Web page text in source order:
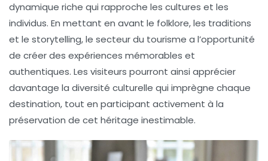
dynamique riche qui rapproche les cultures et les
individus. En mettant en avant le folklore, les traditions
et le storytelling, le secteur du tourisme a l’opportunité
de créer des expériences mémorables et
authentiques. Les visiteurs pourront ainsi apprécier
davantage la diversité culturelle qui imprègne chaque
destination, tout en participant activement à la
préservation de cet héritage inestimable.